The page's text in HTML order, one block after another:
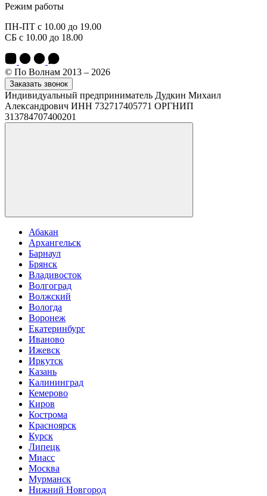
Режим работы
ПН-ПТ с 10.00 до 19.00
СБ с 10.00 до 18.00
© По Волнам 2013 – 2026
Заказать звонок
Индивидуальный предприниматель Дудкин Михаил
Александрович ИНН 732717405771 ОРГНИП
313784707400201
Абакан
Архангельск
Барнаул
Брянск
Владивосток
Волгоград
Волжский
Вологда
Воронеж
Екатеринбург
Иваново
Ижевск
Иркутск
Казань
Калининград
Кемерово
Киров
Кострома
Красноярск
Курск
Липецк
Миасс
Москва
Мурманск
Нижний Новгород